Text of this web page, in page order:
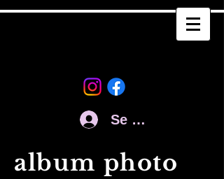
Se connecter
album photo